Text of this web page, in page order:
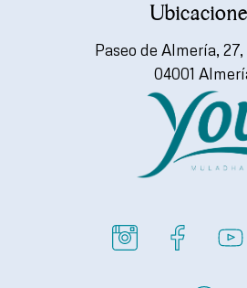
Paseo de Almería, 27,
04001